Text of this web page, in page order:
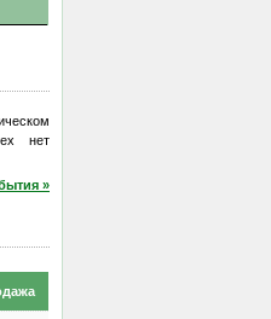
нет
»